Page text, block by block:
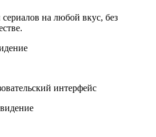
на любой вкус, без
интерфейс